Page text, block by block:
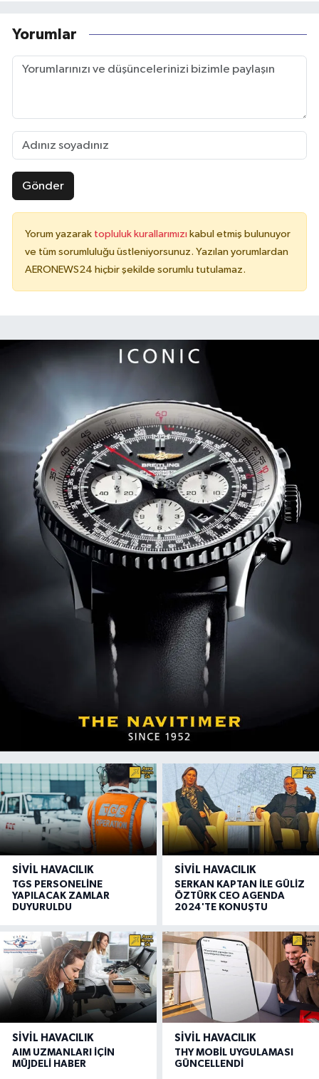
Yorumlar
Gönder
Yorum yazarak topluluk kurallarımızı kabul etmiş bulunuyor
ve tüm sorumluluğu üstleniyorsunuz. Yazılan yorumlardan
AERONEWS24 hiçbir şekilde sorumlu tutulamaz.
SIVIL HAVACILIK
TGS PERSONELİNE
YAPILACAK ZAMLAR
DUYURULDU
SIVIL HAVACILIK
SERKAN KAPTAN İLE GÜLİZ
ÖZTÜRK CEO AGENDA
2024'TE KONUŞTU
SIVIL HAVACILIK
AIM UZMANLARI İÇİN
MÜJDELİ HABER
SIVIL HAVACILIK
THY MOBİL UYGULAMASI
GÜNCELLENDİ